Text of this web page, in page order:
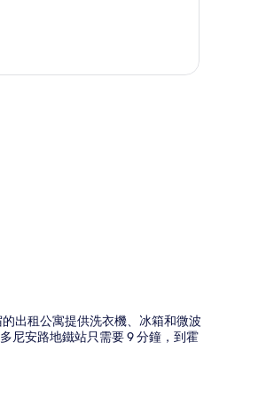
出租公寓提供洗衣機、冰箱和微波
尼安路地鐵站只需要 9 分鐘，到霍